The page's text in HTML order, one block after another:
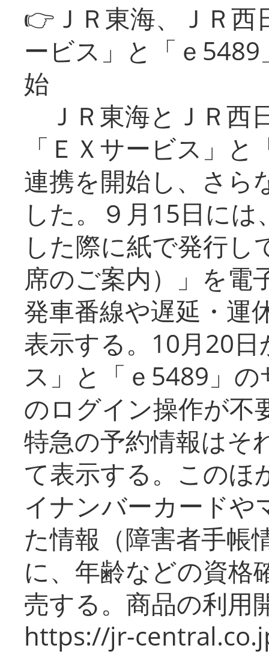
👉ＪＲ東海、ＪＲ
ービス」と「ｅ
始
ＪＲ東海とＪＲ西
「ＥＸサービス」
連携を開始し、さら
した。９月15日に
した際に紙で発行し
席のご案内）」を電
発車番線や遅延・運
表示する。10月20
ス」と「ｅ5489」
のログイン操作が不
特急の予約情報はそ
て表示する。このほ
イナンバーカードや
た情報（障害者手帳
に、年齢などの資格
売する。商品の利用
https://jr-